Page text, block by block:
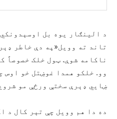
د الینګار یوه بل
تاند ته وویل«په دې خاطر
ناکامه شوې. ټول خلک خصوصاً
وو. خلکو همدا غوښتل خو اوس
ښايي ډېرې سختې ورځې مو
ده دا هم وویل چې تېر کال د